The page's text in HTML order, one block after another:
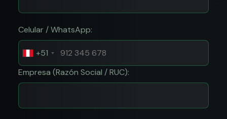
Celular / WhatsApp:
+51
Empresa (Razón Social / RUC):